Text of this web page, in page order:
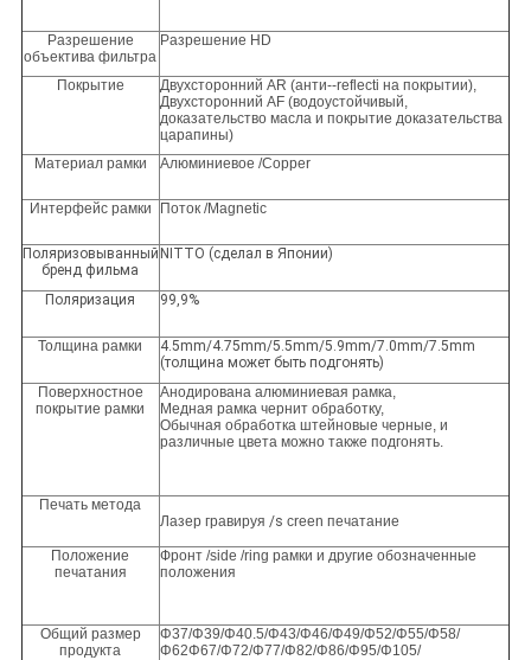
Разрешение
объектива фильтра
Разрешение HD
Покрытие
Двухсторонний AR (анти--reflecti на покрытии),
Двухсторонний AF (водоустойчивый,
доказательство масла и покрытие доказательства
царапины)
Материал рамки
Алюминиевое /Copper
Интерфейс рамки Поток /Magnetic
Поляризовыванный
бренд фильма
NITTO (сделал в Японии)
Поляризация 99,9%
Толщина рамки
4.5mm/4.75mm/5.5mm/5.9mm/7.0mm/7.5mm
(толщина может быть подгонять)
Поверхностное
покрытие рамки
Анодирована алюминиевая рамка,
Медная рамка чернит обработку,
Обычная обработка штейновые черные, и
различные цвета можно также подгонять.
Печать метода
Лазер гравируя /s creen печатание
Положение
печатания
Фронт /side /ring рамки и другие обозначенные
положения
Общий размер
продукта
Φ37/Φ39/Φ40.5/Φ43/Φ46/Φ49/Φ52/Φ55/Φ58/
Φ62Φ67/Φ72/Φ77/Φ82/Φ86/Φ95/Φ105/